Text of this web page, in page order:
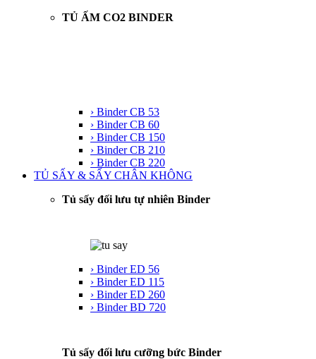
TỦ ẤM CO2 BINDER
› Binder CB 53
› Binder CB 60
› Binder CB 150
› Binder CB 210
› Binder CB 220
TỦ SẤY & SẤY CHÂN KHÔNG
Tủ sấy đối lưu tự nhiên Binder
› Binder ED 56
› Binder ED 115
› Binder ED 260
› Binder BD 720
Tủ sấy đối lưu cưỡng bức Binder